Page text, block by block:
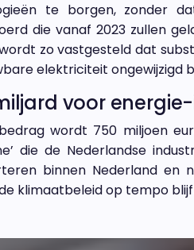
te borgen, zonder
die vanaf 2023 zullen
zo vastgesteld dat
elektriciteit ongewijzigd
voor
wordt 750 miljoen
die de Nederlandse
binnen Nederland en
klimaatbeleid op tempo